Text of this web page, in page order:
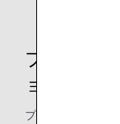
プレミア
ョン
プレミアムポイン